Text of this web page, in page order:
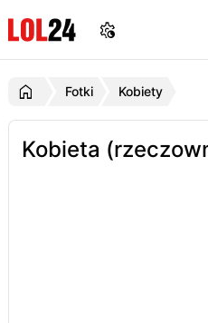
Fotki Kobiety
Kobieta